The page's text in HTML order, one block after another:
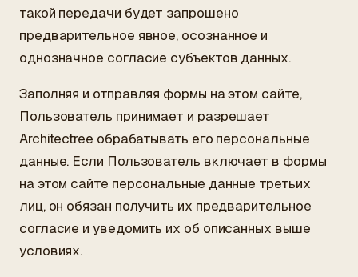
такой передачи будет запрошено
предварительное явное, осознанное и
однозначное согласие субъектов данных.
Заполняя и отправляя формы на этом сайте,
Пользователь принимает и разрешает
Architectree обрабатывать его персональные
данные. Если Пользователь включает в формы
на этом сайте персональные данные третьих
лиц, он обязан получить их предварительное
согласие и уведомить их об описанных выше
условиях.